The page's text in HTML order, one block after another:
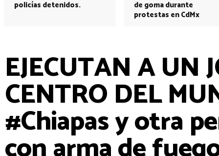
policías detenidos.
de goma durante
protestas en CdMx
EJECUTAN A UN
CENTRO DEL
#Chiapas y otra